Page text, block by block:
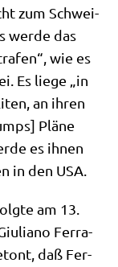
zum Schwei­
wer­de das
wie es
Es lie­ge „in
an ihren
Plä­ne
es ihnen
in den USA.
am 13.
Fer­ra­
daß Fer­